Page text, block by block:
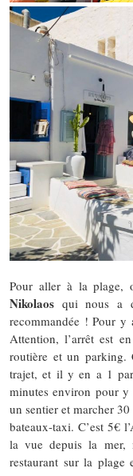
Pour aller à la plage,
Nikolaos qui nous a
recommandée ! Pour
Attention, l’arrêt est
routière et un parking.
trajet, et il y en a 1
minutes environ pour y
un sentier et marcher
bateaux-taxi. C’est 5€
la vue depuis la
restaurant sur la